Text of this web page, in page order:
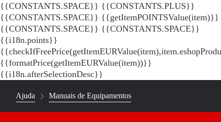
{{CONSTANTS.SPACE}} {{CONSTANTS.PLUS}}
{{CONSTANTS.SPACE}} {{getItemPOINTSValue(item)}}
{{CONSTANTS.SPACE}} {{CONSTANTS.SPACE}}
{{i18n.points}}
{{formatPrice(getItemEURValue(item))}}
{{i18n.afterSelectionDesc}}
Ajuda Manuais de Equipamentos